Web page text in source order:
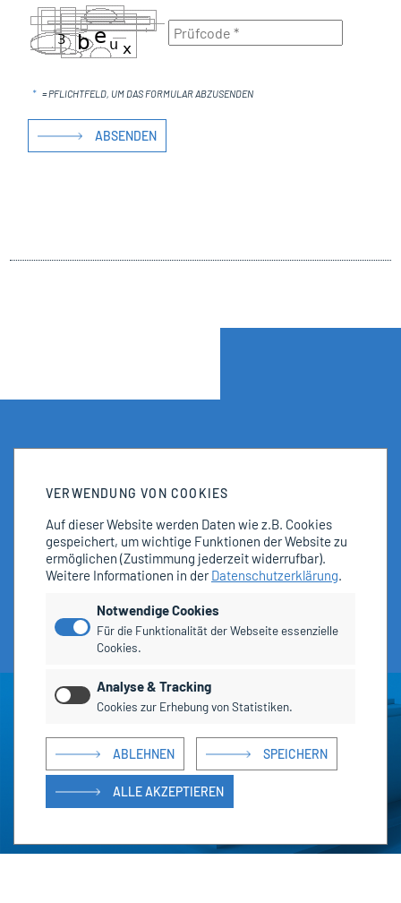
* = PFLICHTFELD, UM DAS FORMULAR ABZUSENDEN
ABSENDEN
VERWENDUNG VON COOKIES
Auf dieser Website werden Daten wie z.B. Cookies
gespeichert, um wichtige Funktionen der Website zu
ermöglichen (Zustimmung jederzeit widerrufbar).
Weitere Informationen in derDatenschutzerklärung.
Notwendige Cookies
Für die Funktionalität der Webseite essenzielle
Cookies.
Analyse & Tracking
Cookies zur Erhebung von Statistiken.
ABLEHNEN SPEICHERN
ALLE AKZEPTIEREN